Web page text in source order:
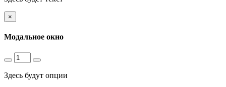
×
Модальное окно
Здесь будут опции